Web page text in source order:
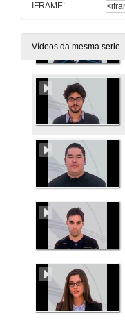
IFRAME:
Vídeos da mesma serie